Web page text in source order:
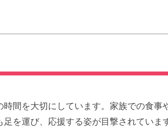
間を大切にしています。家族での食事
を運び、応援する姿が目撃されていま